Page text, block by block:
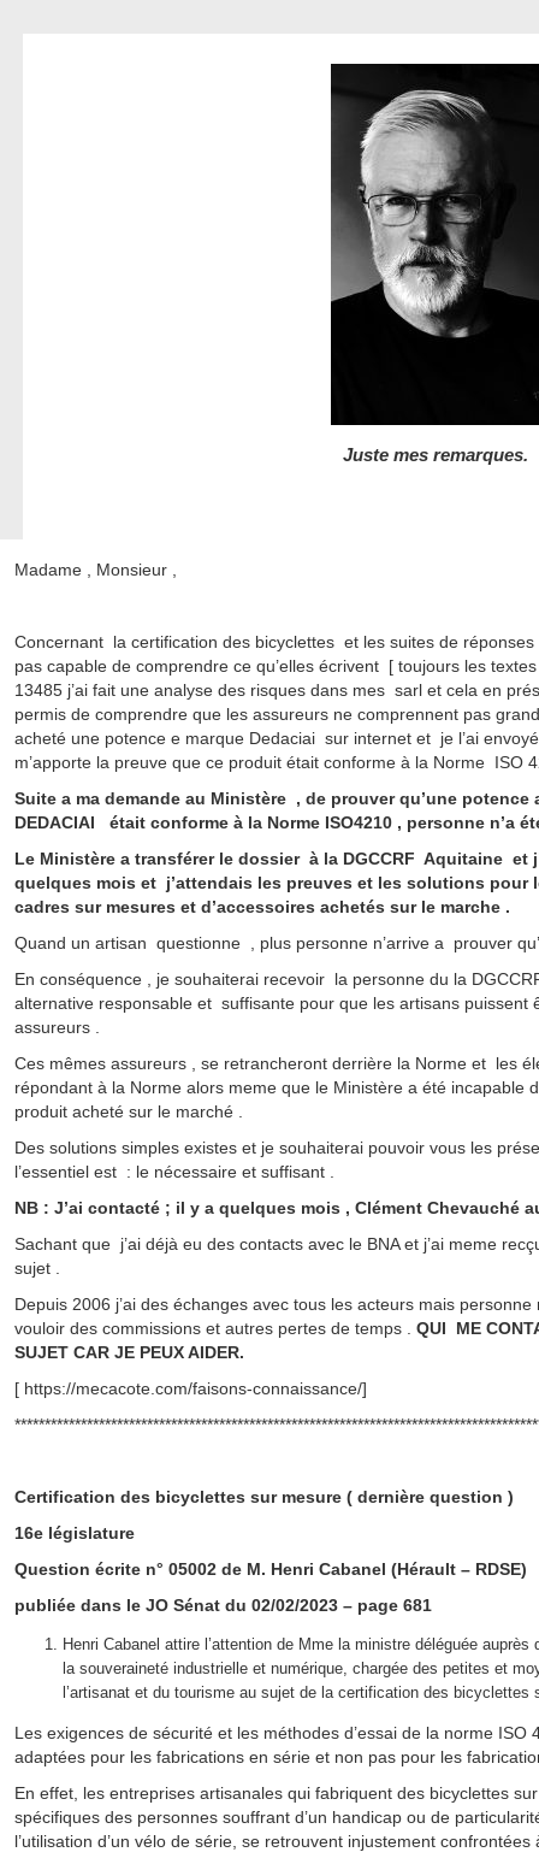
Juste mes remarques.
Madame , Monsieur ,
Concernant la certification des bicyclettes et les suites de
pas capable de comprendre ce qu’elles écrivent [ toujours les
13485 j’ai fait une analyse des risques dans mes sarl et cela en
permis de comprendre que les assureurs ne comprennent pas
acheté une potence e marque Dedaciai sur internet et je l’ai
m’apporte la preuve que ce produit était conforme à la Norme ISO
Suite a ma demande au Ministère , de prouver qu’une potence
DEDACIAI était conforme à la Norme ISO4210 , personne n’a
Le Ministère a transférer le dossier à la DGCCRF Aquitaine
quelques mois et j’attendais les preuves et les solutions pour
cadres sur mesures et d’accessoires achetés sur le marche .
Quand un artisan questionne , plus personne n’arrive a prouver
En conséquence , je souhaiterai recevoir la personne du la
alternative responsable et suffisante pour que les artisans
assureurs .
Ces mêmes assureurs , se retrancheront derrière la Norme et les
répondant à la Norme alors meme que le Ministère a été incapable
produit acheté sur le marché .
Des solutions simples existes et je souhaiterai pouvoir vous les
l’essentiel est : le nécessaire et suffisant .
NB : J’ai contacté ; il y a quelques mois , Clément Chevauché
Sachant que j’ai déjà eu des contacts avec le BNA et j’ai meme
sujet .
Depuis 2006 j’ai des échanges avec tous les acteurs mais
vouloir des commissions et autres pertes de temps . QUI ME
SUJET CAR JE PEUX AIDER.
[ https://mecacote.com/faisons-connaissance/]
Certification des bicyclettes sur mesure ( dernière question )
16e législature
Question écrite n° 05002 de M. Henri Cabanel (Hérault – RDSE)
publiée dans le JO Sénat du 02/02/2023 – page 681
Henri Cabanel attire l’attention de Mme la ministre déléguée
la souveraineté industrielle et numérique, chargée des petites et
l’artisanat et du tourisme au sujet de la certification des bicyclettes
Les exigences de sécurité et les méthodes d’essai de la norme
adaptées pour les fabrications en série et non pas pour les
En effet, les entreprises artisanales qui fabriquent des bicyclettes
spécifiques des personnes souffrant d’un handicap ou de
l’utilisation d’un vélo de série, se retrouvent injustement